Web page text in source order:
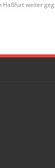
Haßfurt weiter